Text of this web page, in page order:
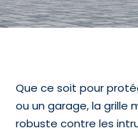
Que ce soit pour
ou un garage, la grille
robuste contre les